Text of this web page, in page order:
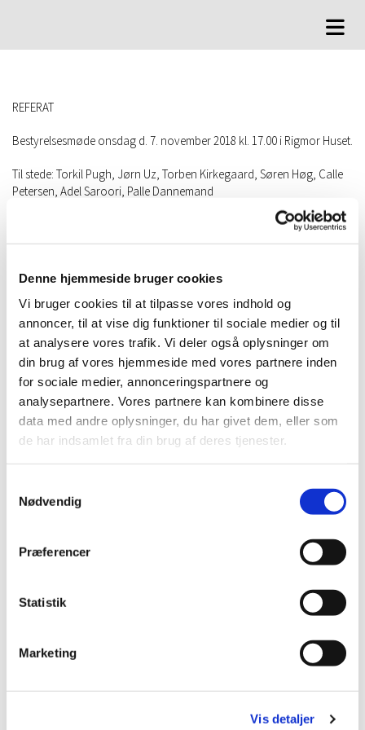
Denne hjemmeside bruger cookies
Vi bruger cookies til at tilpasse vores indhold og
annoncer, til at vise dig funktioner til sociale medier og til
at analysere vores trafik. Vi deler også oplysninger om
din brug af vores hjemmeside med vores partnere inden
for sociale medier, annonceringspartnere og
analysepartnere. Vores partnere kan kombinere disse
data med andre oplysninger, du har givet dem, eller som
de har indsamlet fra din brug af deres tjenester.
Nødvendig
Præferencer
Statistik
Marketing
Vis detaljer
REFERAT
Bestyrelsesmøde onsdag d. 7. november 2018 kl. 17.00 i Rigmor Huset.
Til stede: Torkil Pugh, Jørn Uz, Torben Kirkegaard, Søren Høg, Calle
Petersen, Adel Saroori, Palle Dannemand
DAGSORDEN
Godkendelse af møde referat fra d. 24. oktober
2018. OK.
Økonomi, orientering. Det henstilles til Calle at
minde Havhaven om at betale husleje for FMF
Tally Card
Er et plastic-kort, hvormed vi betaler strøm til
Rigmor. Adel aftaler nærmere procedure med
havnefoged.
Moms fritagelse. Ja!
Budget 2019. Som aftalt på sidste
bestyrelsesmøde
erhvervsnummer
Julefrokost d. 24. november
, status. Jørn Uz
meddelte, at alt forløber planmæssigt, pt. 20
Julemarked d. 8. december 2018, status. Boder
og arbejdsopgaver er fordelt. På mødet om
opfordret til at lave tre forklæder til folk i cafeen
med Rigmors logo. Jørn Uz fremviste Mariannes
forslag. Tre forklæder ville med logo koste kr.
forklæder ville koste kr. 3150 (mat. 800, arb.løn.
1700, logo 650).
Søren H. vil forsøge at skaffe bedre pris pr. 8.11.
nævnte pris.
sponsoren af juletræer til markedet.